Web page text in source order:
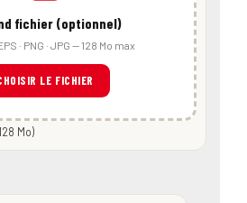
fichier (optionnel)
· PNG · JPG — 128 Mo max
LE FICHIER
Mo)